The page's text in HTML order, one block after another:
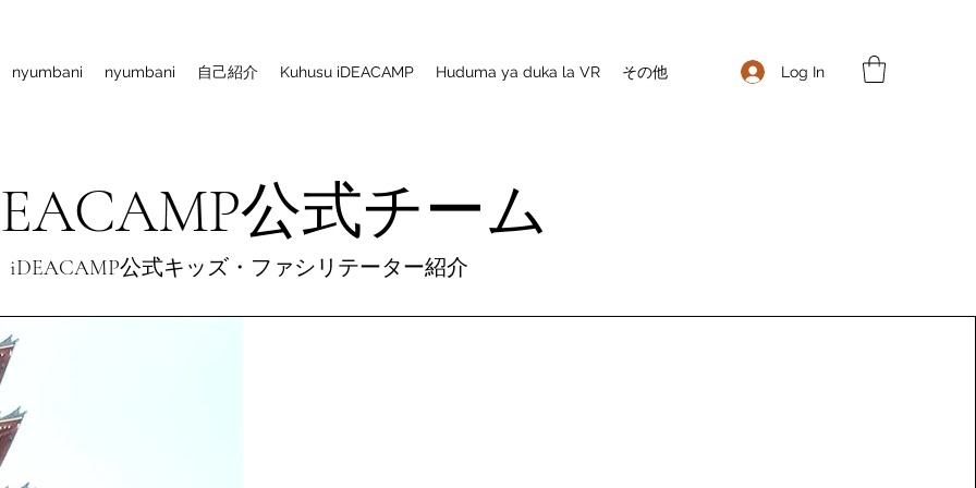
nyumbani nyumbani 自己紹介 Kuhusu iDEACAMP Huduma ya duka la VR その他 Log In
公式チーム
iDEACAMP公式キッズ・ファシリテーター紹介